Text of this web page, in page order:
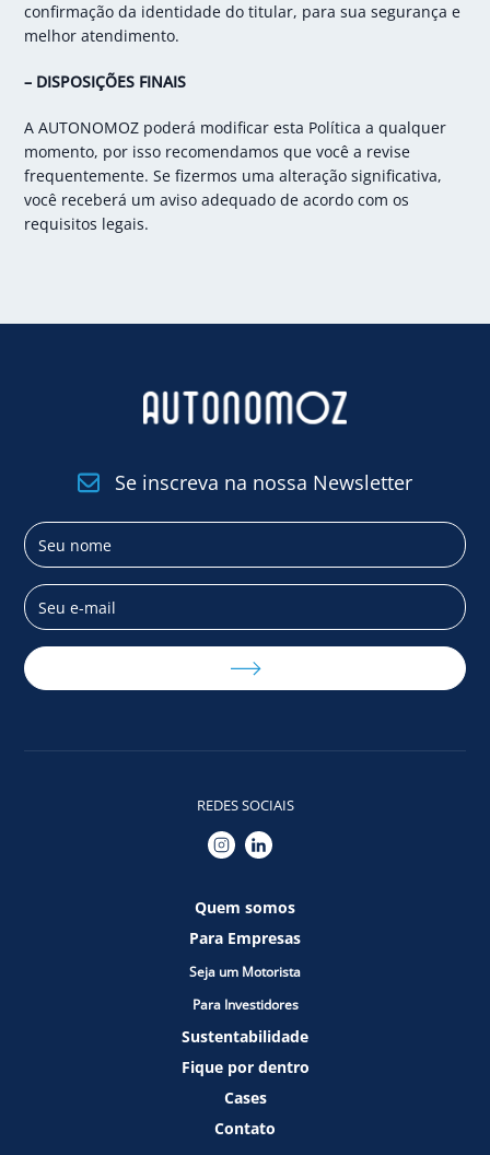
confirmação da identidade do titular, para sua segurança e
melhor atendimento.
– DISPOSIÇÕES FINAIS
A AUTONOMOZ poderá modificar esta Política a qualquer
momento, por isso recomendamos que você a revise
frequentemente. Se fizermos uma alteração significativa,
você receberá um aviso adequado de acordo com os
requisitos legais.
Se inscreva na nossa Newsletter
REDES SOCIAIS
Quem somos
Para Empresas
Seja um Motorista
Para Investidores
Sustentabilidade
Fique por dentro
Cases
Contato